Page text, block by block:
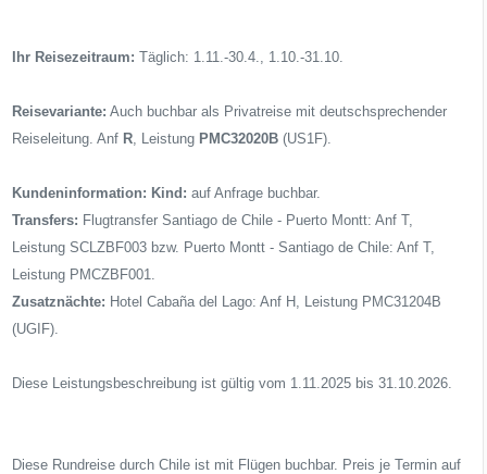
Ihr Reisezeitraum: Täglich: 1.11.-30.4., 1.10.-31.10.
Reisevariante: Auch buchbar als Privatreise mit deutschsprechender
Reiseleitung. Anf R , Leistung PMC32020B (US1F).
Kundeninformation: Kind: auf Anfrage buchbar.
Transfers: Flugtransfer Santiago de Chile - Puerto Montt: Anf T,
Leistung SCLZBF003 bzw. Puerto Montt - Santiago de Chile: Anf T,
Leistung PMCZBF001.
Zusatznächte: Hotel Cabaña del Lago: Anf H, Leistung PMC31204B
(UGIF).
Diese Leistungsbeschreibung ist gültig vom 1.11.2025 bis 31.10.2026.
Diese Rundreise durch Chile ist mit Flügen buchbar. Preis je Termin auf